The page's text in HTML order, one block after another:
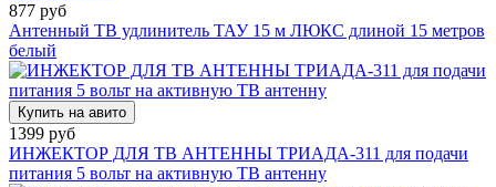
877 руб
Антенный ТВ удлинитель ТАУ 15 м ЛЮКС длиной 15 метров
белый
Купить на авито
1399 руб
ИНЖЕКТОР ДЛЯ ТВ АНТЕННЫ ТРИАДА-311 для подачи
питания 5 вольт на активную ТВ антенну